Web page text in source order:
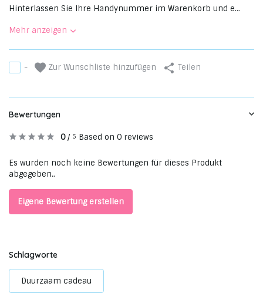
Hinterlassen Sie Ihre Handynummer im Warenkorb und e...
Mehr anzeigen
- Zur Wunschliste hinzufügen Teilen
Bewertungen
0/ 5 Based on 0 reviews
Es wurden noch keine Bewertungen für dieses Produkt
abgegeben..
Eigene Bewertung erstellen
Schlagworte
Duurzaam cadeau